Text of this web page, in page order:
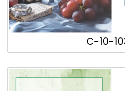
C-10-